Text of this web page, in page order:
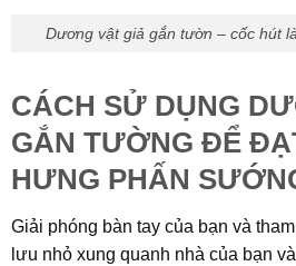
Dương vật giả gắn tườn – cốc hút
CÁCH SỬ DỤNG
GẮN TƯỜNG ĐỂ
HƯNG PHẤN
Giải phóng bàn tay của bạn và
lưu nhỏ xung quanh nhà của bạn